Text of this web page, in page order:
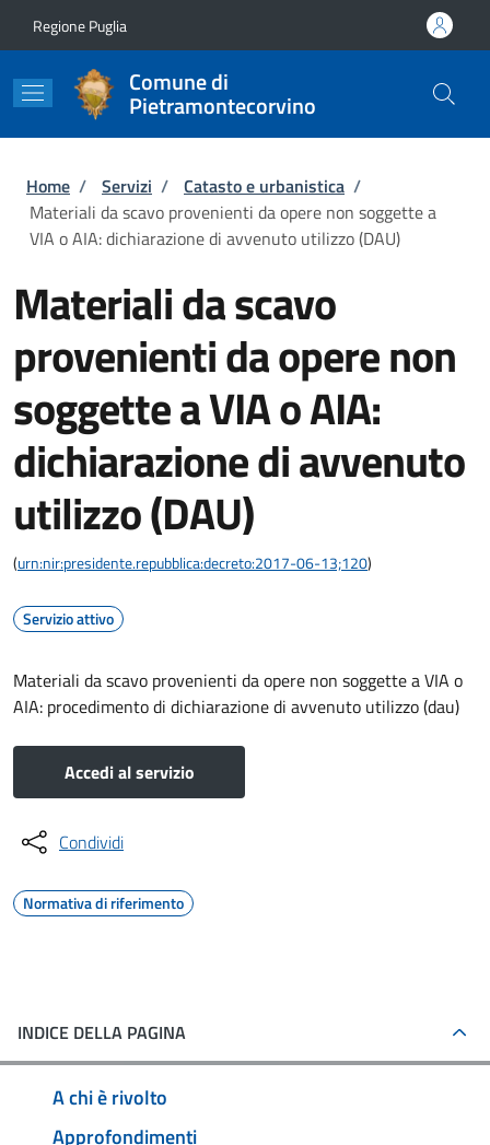
Regione Puglia
Comune di
Pietramontecorvino
Briciole di pane
Home / Servizi / Catasto e urbanistica /
Materiali da scavo provenienti da opere non soggette a
VIA o AIA: dichiarazione di avvenuto utilizzo (DAU)
Materiali da scavo
provenienti da opere non
soggette a VIA o AIA:
dichiarazione di avvenuto
utilizzo (DAU)
(urn:nir:presidente.repubblica:decreto:2017-06-13;120)
Servizio attivo
Materiali da scavo provenienti da opere non soggette a VIA o
AIA: procedimento di dichiarazione di avvenuto utilizzo (dau)
Accedi al servizio
Condividi
Normativa di riferimento
INDICE DELLA PAGINA
A chi è rivolto
Approfondimenti